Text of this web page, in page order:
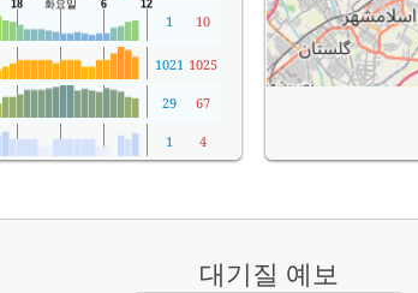
1 10
1021 1025
29 67
1 4
대기질 예보